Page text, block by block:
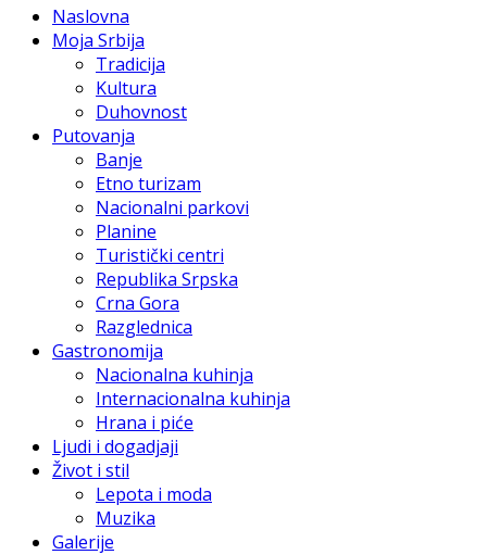
Naslovna
Moja Srbija
Tradicija
Kultura
Duhovnost
Putovanja
Banje
Etno turizam
Nacionalni parkovi
Planine
Turistički centri
Republika Srpska
Crna Gora
Razglednica
Gastronomija
Nacionalna kuhinja
Internacionalna kuhinja
Hrana i piće
Ljudi i dogadjaji
Život i stil
Lepota i moda
Muzika
Galerije